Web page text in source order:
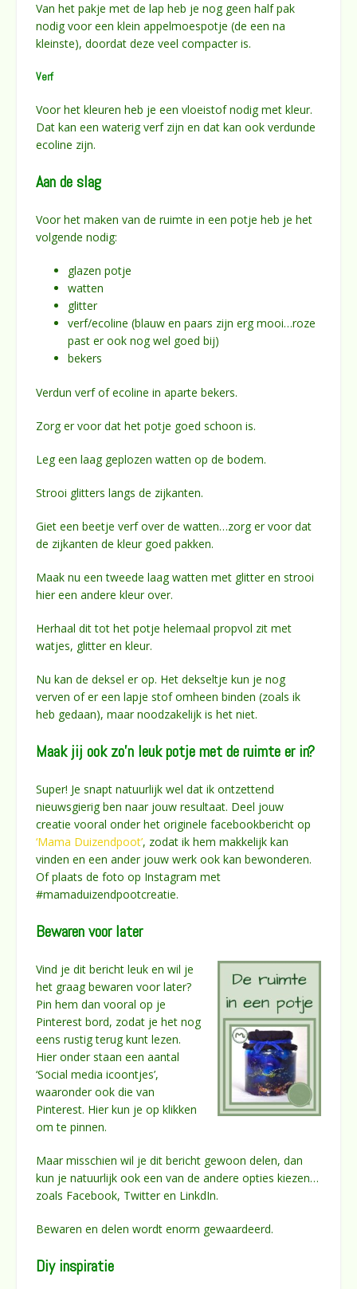
Van het pakje met de lap heb je nog geen half pak
nodig voor een klein appelmoespotje (de een na
kleinste), doordat deze veel compacter is.
Verf
Voor het kleuren heb je een vloeistof nodig met kleur.
Dat kan een waterig verf zijn en dat kan ook verdunde
ecoline zijn.
Aan de slag
Voor het maken van de ruimte in een potje heb je het
volgende nodig:
glazen potje
watten
glitter
verf/ecoline (blauw en paars zijn erg mooi…roze
past er ook nog wel goed bij)
bekers
Verdun verf of ecoline in aparte bekers.
Zorg er voor dat het potje goed schoon is.
Leg een laag geplozen watten op de bodem.
Strooi glitters langs de zijkanten.
Giet een beetje verf over de watten…zorg er voor dat
de zijkanten de kleur goed pakken.
Maak nu een tweede laag watten met glitter en strooi
hier een andere kleur over.
Herhaal dit tot het potje helemaal propvol zit met
watjes, glitter en kleur.
Nu kan de deksel er op. Het dekseltje kun je nog
verven of er een lapje stof omheen binden (zoals ik
heb gedaan), maar noodzakelijk is het niet.
Maak jij ook zo’n leuk potje met de ruimte er in?
Super! Je snapt natuurlijk wel dat ik ontzettend
nieuwsgierig ben naar jouw resultaat. Deel jouw
creatie vooral onder het originele facebookbericht op
‘Mama Duizendpoot’, zodat ik hem makkelijk kan
vinden en een ander jouw werk ook kan bewonderen.
Of plaats de foto op Instagram met
#mamaduizendpootcreatie.
Bewaren voor later
Vind je dit bericht leuk en wil je
het graag bewaren voor later?
Pin hem dan vooral op je
Pinterest bord, zodat je het nog
eens rustig terug kunt lezen.
Hier onder staan een aantal
‘Social media icoontjes’,
waaronder ook die van
Pinterest. Hier kun je op klikken
om te pinnen.
Maar misschien wil je dit bericht gewoon delen, dan
kun je natuurlijk ook een van de andere opties kiezen…
zoals Facebook, Twitter en LinkdIn.
Bewaren en delen wordt enorm gewaardeerd.
Diy inspiratie